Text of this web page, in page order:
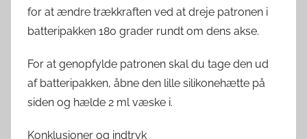
for at ændre trækkraften ved at dreje patronen i
batteripakken 180 grader rundt om dens akse.
For at genopfylde patronen skal du tage den ud
af batteripakken, åbne den lille silikonehætte på
siden og hælde 2 ml væske i.
Konklusioner og indtryk